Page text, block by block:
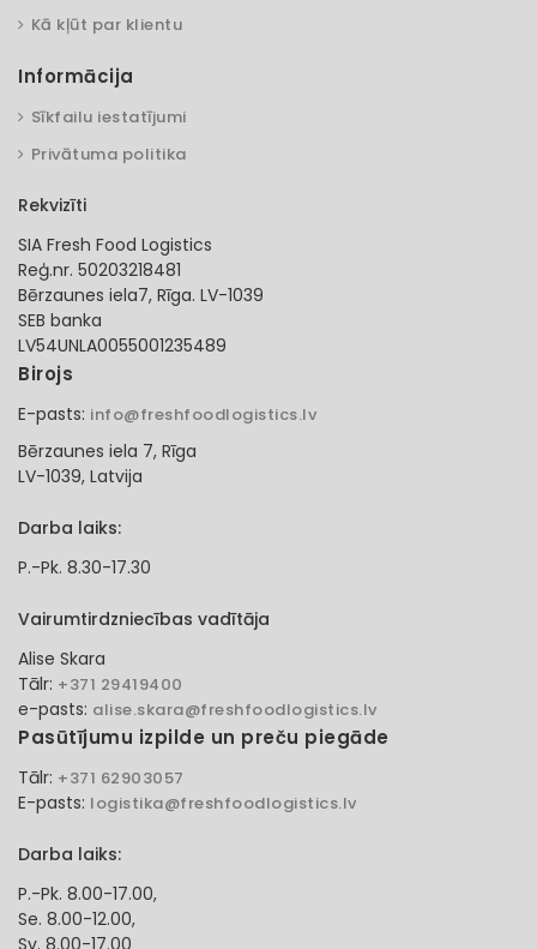
Kā kļūt par klientu
Informācija
Sīkfailu iestatījumi
Privātuma politika
Rekvizīti
SIA Fresh Food Logistics
Reģ.nr. 50203218481
Bērzaunes iela7, Rīga. LV-1039
SEB banka
LV54UNLA0055001235489
Birojs
E-pasts: info@freshfoodlogistics.lv
Bērzaunes iela 7, Rīga
LV-1039, Latvija
Darba laiks:
P.-Pk. 8.30-17.30
Vairumtirdzniecības vadītāja
Alise Skara
Tālr: +371 29419400
e-pasts: alise.skara@freshfoodlogistics.lv
Pasūtījumu izpilde un preču piegāde
Tālr: +371 62903057
E-pasts: logistika@freshfoodlogistics.lv
Darba laiks:
P.-Pk. 8.00-17.00,
Se. 8.00-12.00,
Sv. 8.00-17.00